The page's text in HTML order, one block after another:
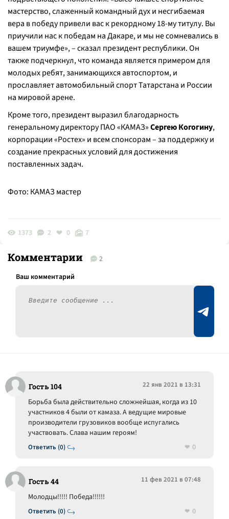
мастерство, слаженный командный дух и несгибаемая
вера в победу привели вас к рекордному 18-му титулу. Вы
приучили нас к победам на Дакаре, и мы не сомневались в
вашем триумфе», – сказал президент республики. Он
также подчеркнул, что команда является примером для
молодых ребят, занимающихся автоспортом, и
прославляет автомобильный спорт Татарстана и России
на мировой арене.
Кроме того, президент выразил благодарность
генеральному директору ПАО «КАМАЗ»Сергею Когогину,
корпорации «Ростех» и всем спонсорам – за поддержку и
создание прекрасных условий для достижения
поставленных задач.
Фото: КАМАЗ мастер
1373 2 0 7
Комментарии 2
Гость 104 22 янв 2021 в 13:31
Ответить (0)
Борьба была действительно сложнейшая, когда из 10
участников 4 были от камаза. А ведущие мировые
производители грузовиков вообще испугались
участвовать. Слава нашим героям!
0
Гость 44 11 фев 2021 в 07:48
Ответить (0)
Молодцы!!!!! Победа!!!!!!
0